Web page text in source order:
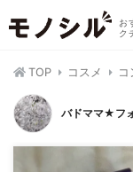
お
ク
TOP コスメ コ
バドママ★フ